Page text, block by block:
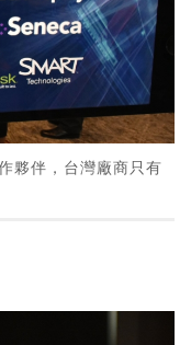
夥伴，台灣廠商只有